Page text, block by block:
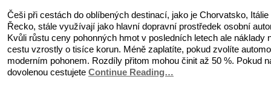
Češi při cestách do oblíbených destinací, jako je Chorvatsko, Itálie
Řecko, stále využívají jako hlavní dopravní prostředek osobní
Kvůli růstu ceny pohonných hmot v posledních letech ale náklady
cestu vzrostly o tisíce korun. Méně zaplatíte, pokud zvolíte
moderním pohonem. Rozdíly přitom mohou činit až 50 %. Pokud
dovolenou cestujete Continue Reading…